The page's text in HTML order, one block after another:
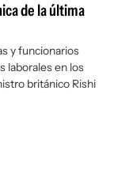
de la última
y funcionarios
laborales en los
británico Rishi